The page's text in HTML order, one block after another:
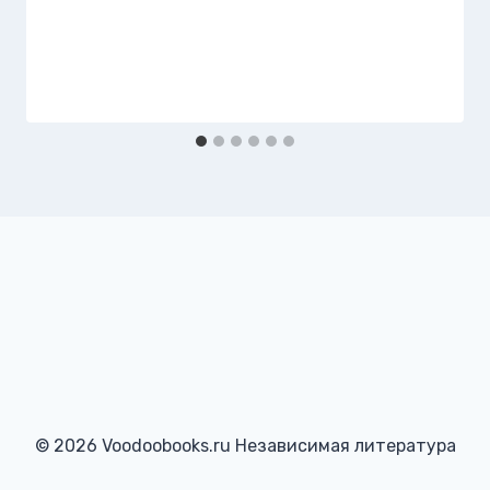
© 2026 Voodoobooks.ru Независимая литература